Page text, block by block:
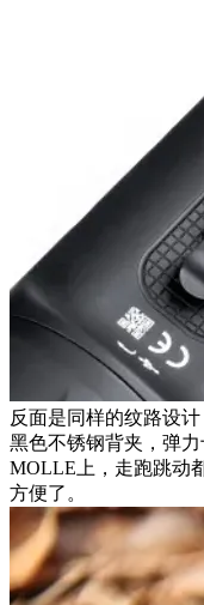
反面是同样的纹路设
黑色不锈钢背夹，弹
MOLLE上，走跑跳动
方便了。